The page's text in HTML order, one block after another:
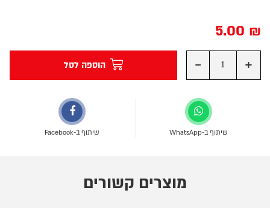
5.00 ₪
+
- הוספה לסל
שיתוף ב-WhatsApp שיתוף ב-Facebook
מוצרים קשורים